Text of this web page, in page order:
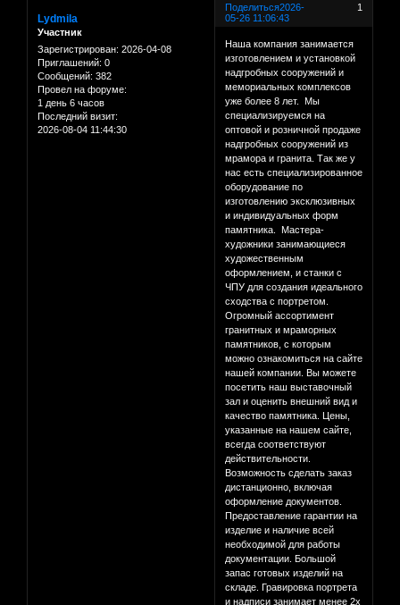
Поделиться 1
2026-
05-26 11:06:43
Lydmila
Участник
Зарегистрирован: 2026-04-08
Приглашений: 0
Сообщений: 382
Провел на форуме:
1 день 6 часов
Последний визит:
2026-08-04 11:44:30
Наша компания занимается
изготовлением и установкой
надгробных сооружений и
мемориальных комплексов
уже более 8 лет. Мы
специализируемся на
оптовой и розничной продаже
надгробных сооружений из
мрамора и гранита. Так же у
нас есть специализированное
оборудование по
изготовлению эксклюзивных
и индивидуальных форм
памятника. Мастера-
художники занимающиеся
художественным
оформлением, и станки с
ЧПУ для создания идеального
сходства с портретом.
Огромный ассортимент
гранитных и мраморных
памятников, с которым
можно ознакомиться на сайте
нашей компании. Вы можете
посетить наш выставочный
зал и оценить внешний вид и
качество памятника. Цены,
указанные на нашем сайте,
всегда соответствуют
действительности.
Возможность сделать заказ
дистанционно, включая
оформление документов.
Предоставление гарантии на
изделие и наличие всей
необходимой для работы
документации. Большой
запас готовых изделий на
складе. Гравировка портрета
и надписи занимает менее 2х